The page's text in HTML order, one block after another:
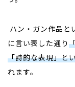
ハン・ガン作品と
に言い表した通り
「詩的な表現」と
れます。